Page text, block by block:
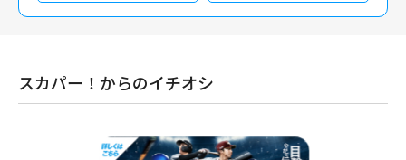
スカパー！からのイチオシ